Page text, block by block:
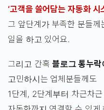
‘고객을 쓸어담는 자동화 시
그 앞단계가 부족한 분들께
일을 하고 있어요.
그리고 간혹블로그 통누락
고민하시는 업체분들께도
1단계, 2단계부터 차근차